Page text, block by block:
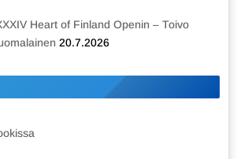
Heart of Finland Openin – Toivo
20.7.2026